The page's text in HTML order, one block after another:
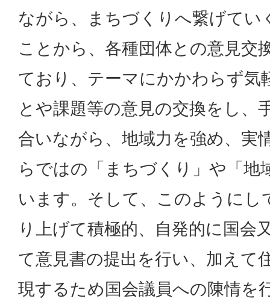
ながら、まちづくりへ繋げてい
ことから、各種団体との意見交
ており、テーマにかかわらず気
とや課題等の意見の交換をし、
合いながら、地域力を強め、実
らではの「まちづくり」や「地
います。そして、このようにし
り上げて積極的、自発的に国会
て意見書の提出を行い、加えて
現するため国会議員への陳情を